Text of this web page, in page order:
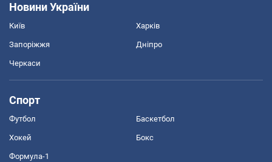
Новини України
Київ Харків
Запоріжжя Дніпро
Черкаси
Спорт
Футбол Баскетбол
Хокей Бокс
Формула-1